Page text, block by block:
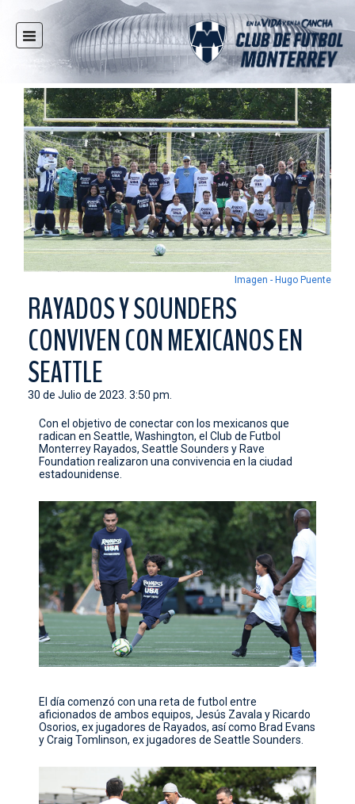
INICIO
NOTICIAS
CLUB
MULTIMEDIA
RAYADOS
RAYADAS
FUERZAS BÁSICAS
RESPONSABILIDAD SOCIAL
TAQUILLA
TIENDA
ESTADIO
PRENSA
CONTACTO
Imagen - Hugo Puente
RAYADOS Y SOUNDERS
CONVIVEN CON MEXICANOS EN
SEATTLE
30 de Julio de 2023. 3:50 pm.
Con el objetivo de conectar con los mexicanos que
radican en Seattle, Washington, el Club de Futbol
Monterrey Rayados, Seattle Sounders y Rave
Foundation realizaron una convivencia en la ciudad
estadounidense.
El día comenzó con una reta de futbol entre
aficionados de ambos equipos, Jesús Zavala y Ricardo
Osorios, ex jugadores de Rayados, así como Brad Evans
y Craig Tomlinson, ex jugadores de Seattle Sounders.